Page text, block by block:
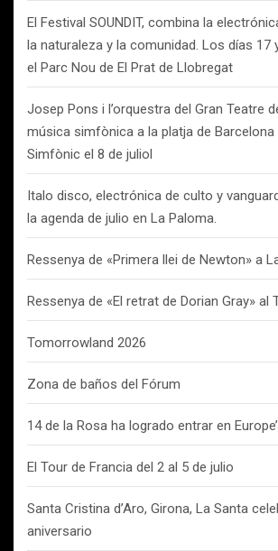
El Festival SOUNDIT, combina la
la naturaleza y la comunidad. Los días 17
el Parc Nou de El Prat de Llobregat
Josep Pons i l’orquestra del Gran Teatre
música simfònica a la platja de Barcelona
Simfònic el 8 de juliol
Italo disco, electrónica de culto y
la agenda de julio en La Paloma.
Ressenya de «Primera llei de Newton» a
Ressenya de «El retrat de Dorian Gray» al
Tomorrowland 2026
Zona de baños del Fórum
14 de la Rosa ha logrado entrar en
El Tour de Francia del 2 al 5 de julio
Santa Cristina d’Aro, Girona, La Santa
aniversario